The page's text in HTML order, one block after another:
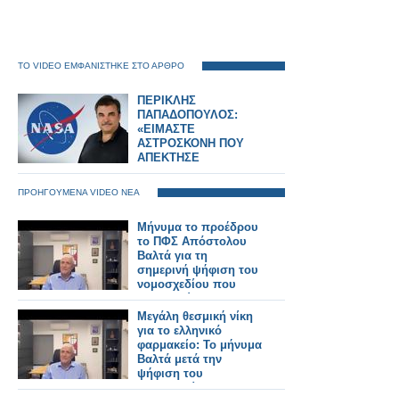
ΤΟ VIDEO ΕΜΦΑΝΙΣΤΗΚΕ ΣΤΟ ΑΡΘΡΟ
ΠΕΡΙΚΛΗΣ
ΠΑΠΑΔΟΠΟΥΛΟΣ:
«ΕΙΜΑΣΤΕ
ΑΣΤΡΟΣΚΟΝΗ ΠΟΥ
ΑΠΕΚΤΗΣΕ
ΣΥΝΕΙΔΗΣΗ» – Ο
ΗΓΕΤΗΣ ΤΗΣ NASA
ΠΙΣΩ ΑΠΟ ΤΟ Artemis
ΠΡΟΗΓΟΥΜΕΝΑ VIDEO ΝΕΑ
Μήνυμα το προέδρου
το ΠΦΣ Απόστολου
Βαλτά για τη
σημερινή ψήφιση του
νομοσχεδίου που
κατοχυρώνει τα
φαρμακεία μας
Μεγάλη θεσμική νίκη
για το ελληνικό
φαρμακείο: Το μήνυμα
Βαλτά μετά την
ψήφιση του
νομοσχεδίου (video)